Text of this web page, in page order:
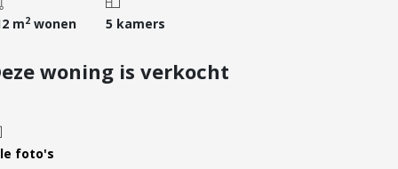
Financiële check
hypotheek
m2 wonen 5 kamers
woning is verkocht
foto's